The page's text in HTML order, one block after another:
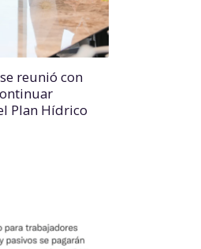
reunió con
Plan Hídrico